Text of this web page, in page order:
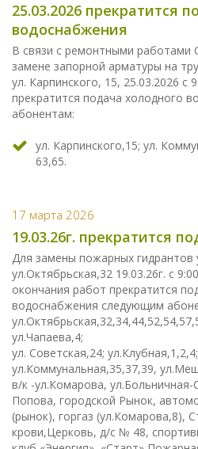
25.03.2026 прекратится
водоснабжения
В связи с ремонтными работами
замене запорной арматуры на
ул. Карпинского, 15, 25.03.2026 с
прекратится подача холодного
абонентам:
ул. Карпинского,15; ул.
63,65.
17 марта 2026
19.03.26г. прекратится
Для замены пожарных гидрантов
ул.Октябрьская,32 19.03.26г. с
окончания работ прекратится
водоснабжения следующим
ул.Чапаева,4;
ул. Советская,24; ул.Клубная,1,2,4;
ул.Коммунальная,35,37,39,
в/к -ул.Комарова, ул.Больничная-
Попова, городской Рынок,
(рынок), горгаз (ул.Комарова,8),
крови,Церковь, д/с № 48,